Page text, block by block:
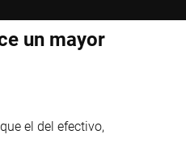
un mayor
el del efectivo,